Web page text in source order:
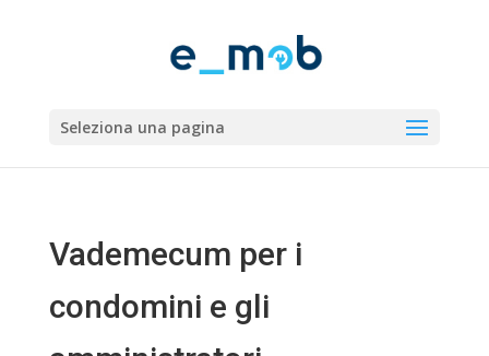
Seleziona una pagina
Vademecum per i
condomini e gli